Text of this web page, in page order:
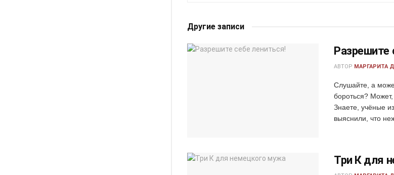
Другие записи
Разрешите
АВТОР МАРГАРИТА
Слушайте, а
бороться?
Знаете, учёные
выяснили, что
Три К для